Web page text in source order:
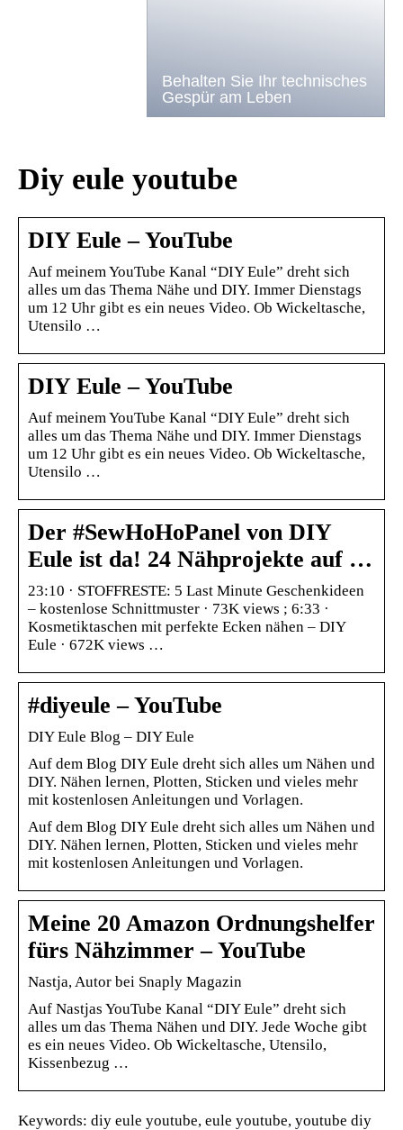
Behalten Sie Ihr technisches
Gespür am Leben
Diy eule youtube
DIY Eule – YouTube
Auf meinem YouTube Kanal “DIY Eule” dreht sich
alles um das Thema Nähe und DIY. Immer Dienstags
um 12 Uhr gibt es ein neues Video. Ob Wickeltasche,
Utensilo …
DIY Eule – YouTube
Auf meinem YouTube Kanal “DIY Eule” dreht sich
alles um das Thema Nähe und DIY. Immer Dienstags
um 12 Uhr gibt es ein neues Video. Ob Wickeltasche,
Utensilo …
Der #SewHoHoPanel von DIY
Eule ist da! 24 Nähprojekte auf …
23:10 · STOFFRESTE: 5 Last Minute Geschenkideen
– kostenlose Schnittmuster · 73K views ; 6:33 ·
Kosmetiktaschen mit perfekte Ecken nähen – DIY
Eule · 672K views …
#diyeule – YouTube
DIY Eule Blog – DIY Eule
Auf dem Blog DIY Eule dreht sich alles um Nähen und
DIY. Nähen lernen, Plotten, Sticken und vieles mehr
mit kostenlosen Anleitungen und Vorlagen.
Auf dem Blog DIY Eule dreht sich alles um Nähen und
DIY. Nähen lernen, Plotten, Sticken und vieles mehr
mit kostenlosen Anleitungen und Vorlagen.
Meine 20 Amazon Ordnungshelfer
fürs Nähzimmer – YouTube
Nastja, Autor bei Snaply Magazin
Auf Nastjas YouTube Kanal “DIY Eule” dreht sich
alles um das Thema Nähen und DIY. Jede Woche gibt
es ein neues Video. Ob Wickeltasche, Utensilo,
Kissenbezug …
Keywords: diy eule youtube, eule youtube, youtube diy